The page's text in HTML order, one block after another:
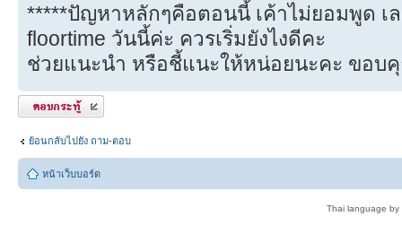
*****ปัญหาหลักๆคือตอนนี้ เค้าไม่ยอมพูด เ
floortime วันนี้ค่ะ ควรเริ่มยังไงดีคะ
ช่วยแนะนำ หรือชี้แนะให้หน่อยนะคะ ขอบ
ตอบกระทู้
ย้อนกลับไปยัง ถาม-ตอบ
หน้าเว็บบอร์ด
Thai language by